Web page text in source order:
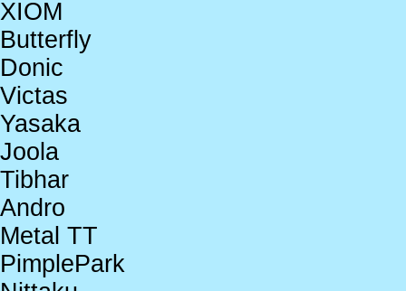
XIOM
Butterfly
Donic
Victas
Yasaka
Joola
Tibhar
Andro
Metal TT
PimplePark